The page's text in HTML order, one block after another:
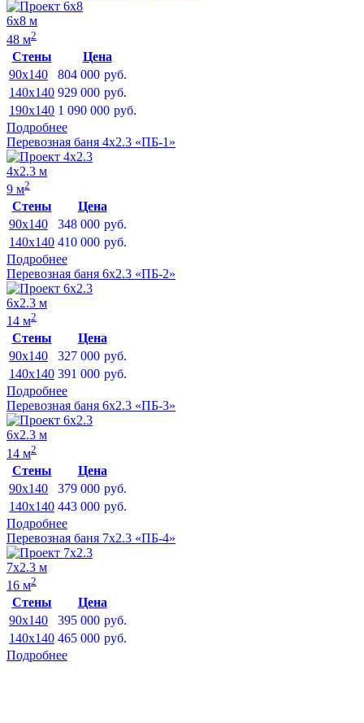
6х8 м
48 м2
Стены
Цена
90x140
804 000 руб.
140x140 929 000 руб.
190x140 1 090 000 руб.
Подробнее
Перевозная баня 4х2.3 «ПБ-1»
4х2.3 м
9 м2
Стены
Цена
90x140
348 000 руб.
140x140 410 000 руб.
Подробнее
Перевозная баня 6х2.3 «ПБ-2»
6х2.3 м
14 м2
Стены
Цена
90x140
327 000 руб.
140x140 391 000 руб.
Подробнее
Перевозная баня 6х2.3 «ПБ-3»
6х2.3 м
14 м2
Стены
Цена
90x140
379 000 руб.
140x140 443 000 руб.
Подробнее
Перевозная баня 7х2.3 «ПБ-4»
7х2.3 м
16 м2
Стены
Цена
90x140
395 000 руб.
140x140 465 000 руб.
Подробнее